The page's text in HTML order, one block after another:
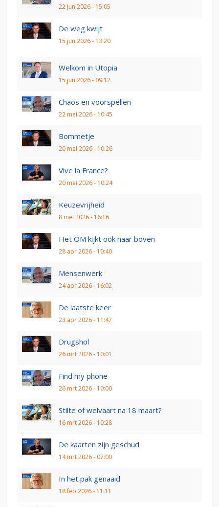
22 jun 2026 - 15:05
De weg kwijt
15 jun 2026 - 13:20
Welkom in Utopia
15 jun 2026 - 09:12
Chaos en voorspellen
22 mei 2026 - 10:45
Bommetje
20 mei 2026 - 10:26
Vive la France?
20 mei 2026 - 10:24
Keuzevrijheid
8 mei 2026 - 16:16
Het OM kijkt ook naar boven
28 apr 2026 - 10:40
Mensenwerk
24 apr 2026 - 16:02
De laatste keer
23 apr 2026 - 11:47
Drugshol
26 mrt 2026 - 10:01
Find my phone
26 mrt 2026 - 10:00
Stilte of welvaart na 18 maart?
16 mrt 2026 - 10:28
De kaarten zijn geschud
14 mrt 2026 - 07:00
In het pak genaaid
18 feb 2026 - 11:11